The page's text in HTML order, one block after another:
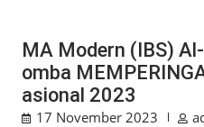
MA Modern (IBS)
omba
asional 2023
17 November 2023